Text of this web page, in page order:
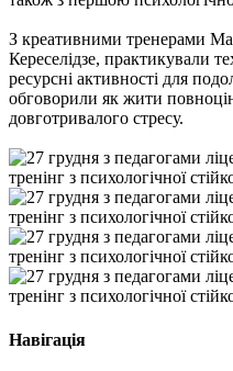
З креативними тренерами
Кереселідзе, практикували
ресурсні активності для
обговорили як жити
довготривалого стресу.
Навігація